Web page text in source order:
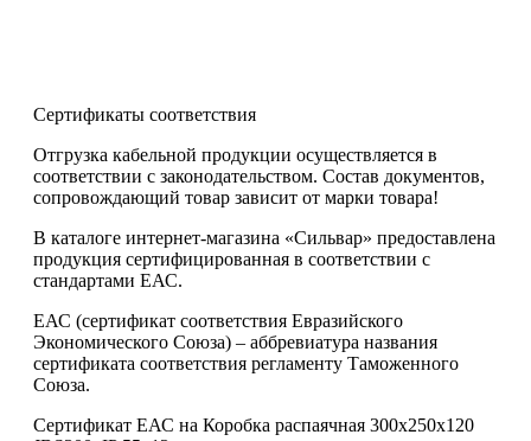
Сертификаты соответствия
Отгрузка кабельной продукции осуществляется в
соответствии с законодательством. Состав документов,
сопровождающий товар зависит от марки товара!
В каталоге интернет-магазина «Сильвар» предоставлена
продукция сертифицированная в соответствии с
стандартами ЕАС.
ЕАС (сертификат соответствия Евразийского
Экономического Союза) – аббревиатура названия
сертификата соответствия регламенту Таможенного
Союза.
Сертификат ЕАС на Коробка распаячная 300х250х120